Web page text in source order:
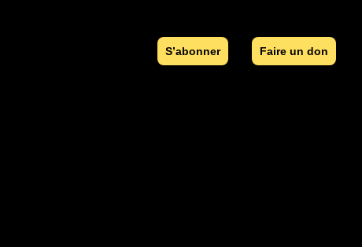
S’abonner Faire un don